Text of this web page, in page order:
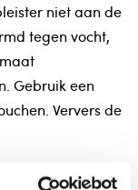
niet aan de
tegen vocht,
Gebruik een
Ververs de